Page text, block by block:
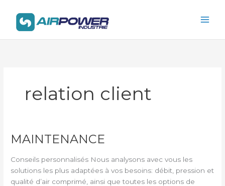
contenu
relation client
MAINTENANCE
Conseils personnalisés Nous analysons avec vous les
solutions les plus adaptées à vos besoins: débit, pression et
qualité d’air comprimé, ainsi que toutes les options de
MAINTENANCE